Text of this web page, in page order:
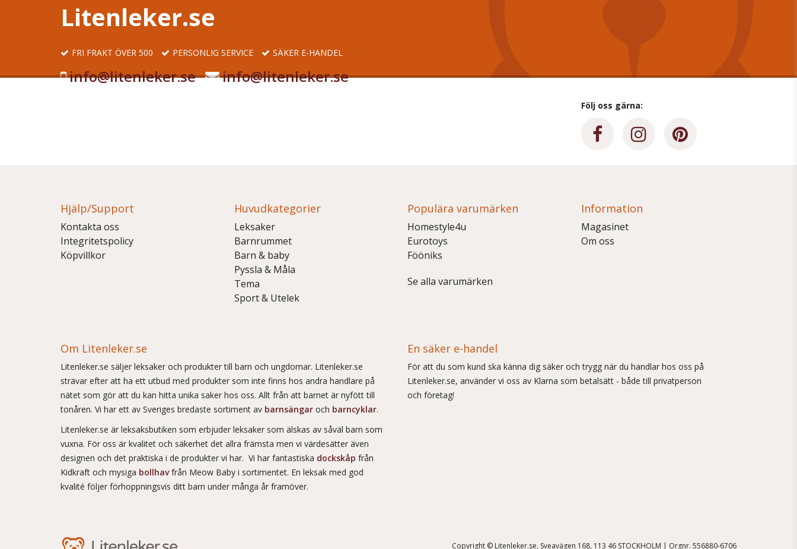
Litenleker.se
FRI FRAKT ÖVER 500 PERSONLIG SERVICE SÄKER E-HANDEL
info@litenleker.se info@litenleker.se
Följ oss gärna:
Hjälp/Support
Kontakta oss
Integritetspolicy
Köpvillkor
Huvudkategorier
Leksaker
Barnrummet
Barn & baby
Pyssla & Måla
Tema
Sport & Utelek
Populära varumärken
Homestyle4u
Eurotoys
Fööniks
Se alla varumärken
Information
Magasinet
Om oss
Om Litenleker.se
Litenleker.se säljer leksaker och produkter till barn och ungdomar. Litenleker.se
strävar efter att ha ett utbud med produkter som inte finns hos andra handlare på
nätet som gör att du kan hitta unika saker hos oss. Allt från att barnet är nyfött till
tonåren. Vi har ett av Sveriges bredaste sortiment av barnsängar och barncyklar.
Litenleker.se är leksaksbutiken som erbjuder leksaker som älskas av såväl barn som
vuxna. För oss är kvalitet och säkerhet det allra främsta men vi värdesätter även
designen och det praktiska i de produkter vi har. Vi har fantastiska dockskåp från
Kidkraft och mysiga bollhavfrån Meow Baby i sortimentet. En leksak med god
kvalité följer förhoppningsvis ditt barn under många år framöver.
En säker e-handel
För att du som kund ska känna dig säker och trygg när du handlar hos oss på
Litenleker.se, använder vi oss av Klarna som betalsätt - både till privatperson
och företag!
Copyright © Litenleker.se, Sveavägen 168, 113 46 STOCKHOLM | Orgnr. 556880-6706